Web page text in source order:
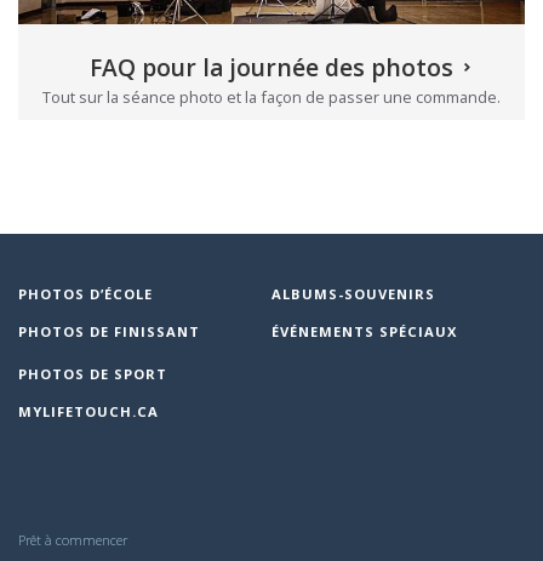
FAQ pour la journée des photos
Tout sur la séance photo et la façon de passer une commande.
PHOTOS D’ÉCOLE
PHOTOS DE FINISSANT
ALBUMS-SOUVENIRS
ÉVÉNEMENTS SPÉCIAUX
PHOTOS DE SPORT
MYLIFETOUCH.CA
Prêt à commencer